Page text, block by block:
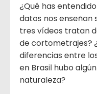
¿Qué has
datos nos enseñan
tres vídeos tratan
de cortometrajes?
diferencias entre
en Brasil hubo
naturaleza?